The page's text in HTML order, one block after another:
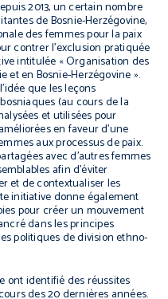
2013, un certain nombre
de Bosnie-Herzégovine,
des femmes pour la paix
contrer l'exclusion pratiquée
intitulée « Organisation des
et en Bosnie-Herzégovine ».
que les leçons
(au cours de la
et utilisées pour
en faveur d'une
aux processus de paix.
avec d'autres femmes
afin d'éviter
et de contextualiser les
initiative donne également
pour créer un mouvement
dans les principes
politiques de division ethno-
ont identifié des réussites
des 20 dernières années.